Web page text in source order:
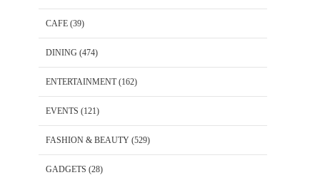
CAFE (39)
DINING (474)
ENTERTAINMENT(162)
EVENTS (121)
FASHION & BEAUTY (529)
GADGETS (28)